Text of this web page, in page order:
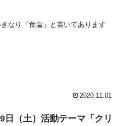
なり『食塩」と書いてあります
2020.11.01
日（土）活動テーマ「クリ